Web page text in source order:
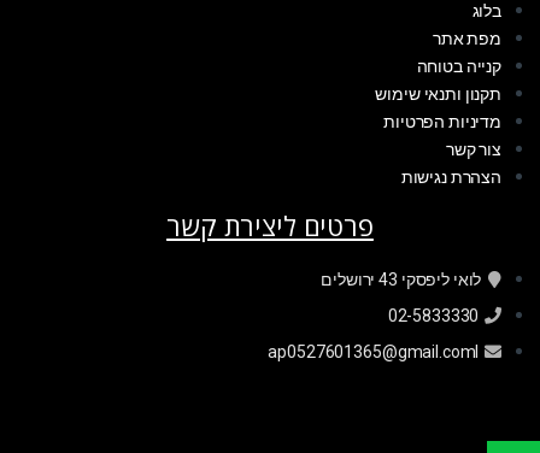
בלוג
מפת אתר
קנייה בטוחה
תקנון ותנאי שימוש
מדיניות הפרטיות
צור קשר
הצהרת נגישות
פרטים ליצירת קשר
לואי ליפסקי 43 ירושלים
02-5833330
ap0527601365@gmail.coml